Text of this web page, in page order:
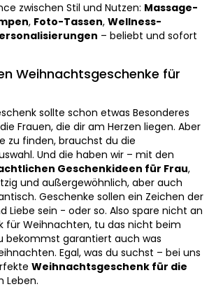
zwischen Stil und Nutzen: Massage-
, Foto-Tassen, Wellness-
– beliebt und sofort
Weihnachtsgeschenke für
sollte schon etwas Besonderes
Frauen, die dir am Herzen liegen. Aber
zu finden, brauchst du die
Und die haben wir – mit den
Geschenkideen für Frau,
und außergewöhnlich, aber auch
Geschenke sollen ein Zeichen der
Liebe sein - oder so. Also spare nicht an
für Weihnachten, tu das nicht beim
bekommst garantiert auch was
Egal, was du suchst – bei uns
Weihnachtsgeschenk für die
Leben.